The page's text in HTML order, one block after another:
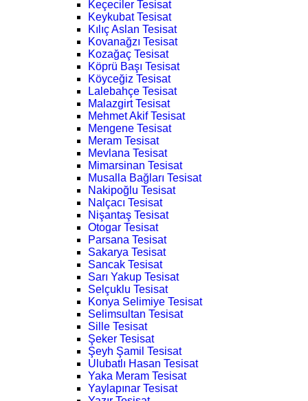
Keçeciler Tesisat
Keykubat Tesisat
Kılıç Aslan Tesisat
Kovanağzı Tesisat
Kozağaç Tesisat
Köprü Başı Tesisat
Köyceğiz Tesisat
Lalebahçe Tesisat
Malazgirt Tesisat
Mehmet Akif Tesisat
Mengene Tesisat
Meram Tesisat
Mevlana Tesisat
Mimarsinan Tesisat
Musalla Bağları Tesisat
Nakipoğlu Tesisat
Nalçacı Tesisat
Nişantaş Tesisat
Otogar Tesisat
Parsana Tesisat
Sakarya Tesisat
Sancak Tesisat
Sarı Yakup Tesisat
Selçuklu Tesisat
Konya Selimiye Tesisat
Selimsultan Tesisat
Sille Tesisat
Şeker Tesisat
Şeyh Şamil Tesisat
Ulubatlı Hasan Tesisat
Yaka Meram Tesisat
Yaylapınar Tesisat